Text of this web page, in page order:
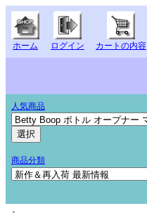
ホーム ログイン カートの内容
人気商品
商品分類